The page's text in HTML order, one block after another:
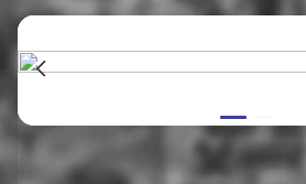
Mighty Mouse